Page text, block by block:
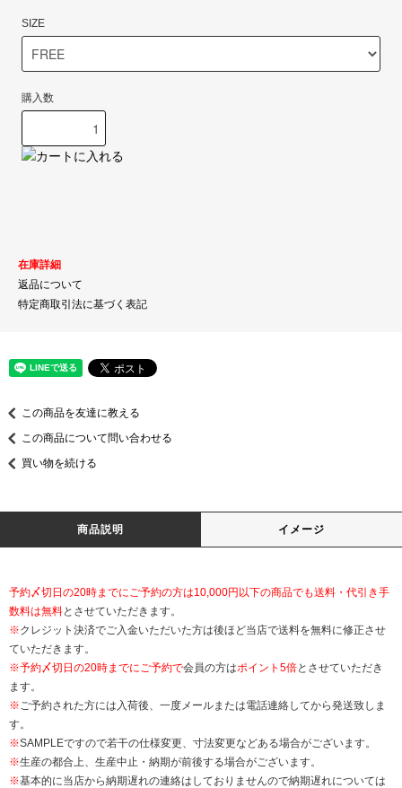
SIZE
購入数
在庫詳細
返品について
特定商取引法に基づく表記
この商品を友達に教える
この商品について問い合わせる
買い物を続ける
商品説明 イメージ
予約〆切日の20時までにご予約の方は10,000円以下の商品でも送料・代引き手
数料は無料とさせていただきます。
※クレジット決済でご入金いただいた方は後ほど当店で送料を無料に修正させ
ていただきます。
※予約〆切日の20時までにご予約で会員の方はポイント5倍とさせていただき
ます。
※ ご予約された方には入荷後、一度メールまたは電話連絡してから発送致しま
す。
※SAMPLEですので若干の仕様変更、寸法変更などある場合がございます。
※生産の都合上、生産中止・納期が前後する場合がございます。
※基本的に当店から納期遅れの連絡はしておりませんので納期遅れについては